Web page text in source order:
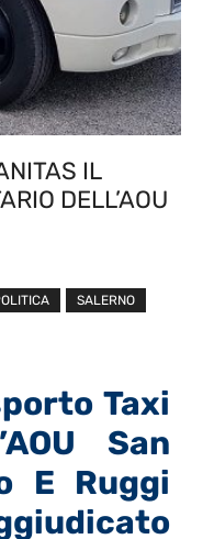
IL
DELL’AOU
SALERNO
Taxi
San
E Ruggi